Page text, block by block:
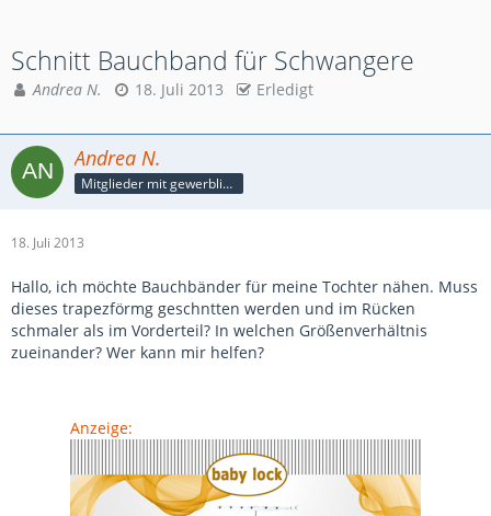
Schnitt Bauchband für Schwangere
Andrea N. 18. Juli 2013 Erledigt
Andrea N.
Mitglieder mit gewerblicher Verbindung, auch als Mitarbeiter/in
18. Juli 2013
Hallo, ich möchte Bauchbänder für meine Tochter nähen. Muss
dieses trapezförmg geschntten werden und im Rücken
schmaler als im Vorderteil? In welchen Größenverhältnis
zueinander? Wer kann mir helfen?
Anzeige: